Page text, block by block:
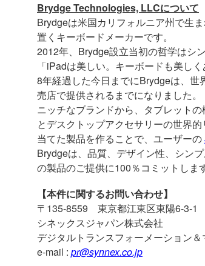
Brydge Technologies, LLCについて
Brydgeは米国カリフォルニア州で生
置くキーボードメーカーです。
2012年、 Brydge設立当初の哲学はシ
「iPadは美しい。キーボードも美しく
8年経過した今日までにBrydgeは、世
売店で提供されるまでになりました。
ニッチなブランドから、タブレット
とデスクトップアクセサリーの世界
当てた製品を作ることで、ユーザーの
Brydgeは、品質、デザイン性、シン
の製品のご提供に100％コミットしま
【本件に関するお問い合わせ】
〒 135-8559 東京都江東区東陽6-3-1
シネックスジャパン株式会社
デジタルトランスフォーメーション
e-mail : pr@synnex.co.jp